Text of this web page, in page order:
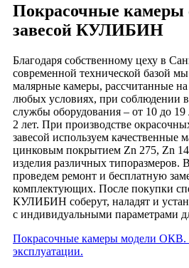
Покрасочные камеры
завесой КУЛИБИН
Благодаря собственному цеху в
современной технической базой
малярные камеры, рассчитанные
любых условиях, при соблюдении
службы оборудования – от 10 до 19
2 лет. При производстве
завесой используем качественные
цинковым покрытием Zn 275, Zn
изделия различных типоразмеров.
проведем ремонт и бесплатную
комплектующих. После покупки
КУЛИБИН соберут, наладят и
с индивидуальными параметрами
Покрасочные камеры модели ОКВ.
эксплуатации.